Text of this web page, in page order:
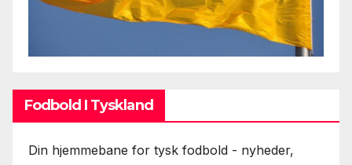
Fodbold I Tyskland
Din hjemmebane for tysk fodbold - nyheder,